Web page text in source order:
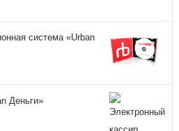
система «Urban
Деньги»